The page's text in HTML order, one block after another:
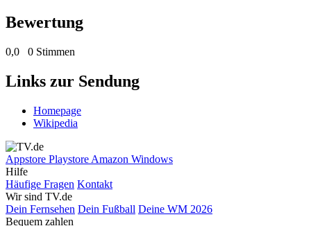
Bewertung
0,0 0 Stimmen
Links zur Sendung
Homepage
Wikipedia
Appstore Playstore Amazon Windows
Hilfe
Häufige Fragen Kontakt
Wir sind TV.de
Dein Fernsehen Dein Fußball Deine WM 2026
Bequem zahlen